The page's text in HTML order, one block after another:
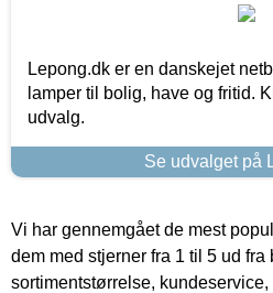
Lepong.dk er en danskejet
lamper til bolig, have og fritid.
udvalg.
Se udvalget på
Vi har gennemgået de mest
dem med stjerner fra 1 til 5 ud
sortimentstørrelse,